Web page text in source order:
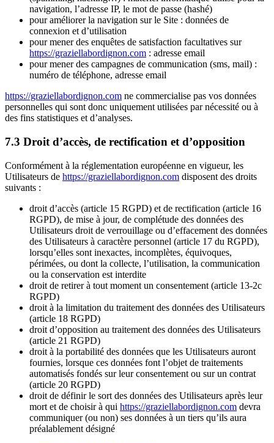
navigation, l’adresse IP, le mot de passe (hashé)
pour améliorer la navigation sur le Site : données de
connexion et d’utilisation
pour mener des enquêtes de satisfaction facultatives sur
https://graziellabordignon.com : adresse email
pour mener des campagnes de communication (sms, mail) :
numéro de téléphone, adresse email
https://graziellabordignon.com ne commercialise pas vos données
personnelles qui sont donc uniquement utilisées par nécessité ou à
des fins statistiques et d’analyses.
7.3 Droit d’accès, de rectification et d’opposition
Conformément à la réglementation européenne en vigueur, les
Utilisateurs de https://graziellabordignon.com disposent des droits
suivants :
droit d’accès (article 15 RGPD) et de rectification (article 16
RGPD), de mise à jour, de complétude des données des
Utilisateurs droit de verrouillage ou d’effacement des données
des Utilisateurs à caractère personnel (article 17 du RGPD),
lorsqu’elles sont inexactes, incomplètes, équivoques,
périmées, ou dont la collecte, l’utilisation, la communication
ou la conservation est interdite
droit de retirer à tout moment un consentement (article 13-2c
RGPD)
droit à la limitation du traitement des données des Utilisateurs
(article 18 RGPD)
droit d’opposition au traitement des données des Utilisateurs
(article 21 RGPD)
droit à la portabilité des données que les Utilisateurs auront
fournies, lorsque ces données font l’objet de traitements
automatisés fondés sur leur consentement ou sur un contrat
(article 20 RGPD)
droit de définir le sort des données des Utilisateurs après leur
mort et de choisir à qui https://graziellabordignon.com devra
communiquer (ou non) ses données à un tiers qu’ils aura
préalablement désigné